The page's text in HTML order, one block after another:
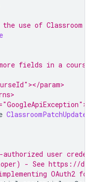
use of Classroom
fields in a
param>
ClassroomPatchUpdate
user
- See https://
OAuth2